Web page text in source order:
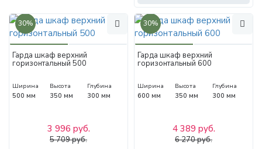
30%
Гарда шкаф верхний
горизонтальный 500
Ширина
500 мм
Высота
350 мм
Глубина
300 мм
3 996 руб.
5 709 руб.
30%
Гарда шкаф верхний
горизонтальный 600
Ширина
600 мм
Высота
350 мм
Глубина
300 мм
4 389 руб.
6 270 руб.